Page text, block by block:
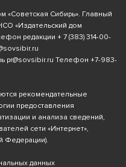
«Советская Сибирь». Главный
«Издательский дом
редакции + 7 (383) 314-00-
pr@sovsibir.ru Телефон +7-983-
рекомендательные
предоставления
и анализа сведений,
сети «Интернет»,
Федерации).
данных